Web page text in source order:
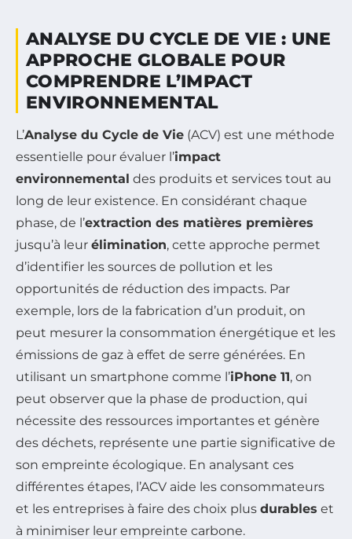
ANALYSE DU CYCLE DE VIE : UNE
APPROCHE GLOBALE POUR
COMPRENDRE L’IMPACT
ENVIRONNEMENTAL
L’Analyse du Cycle de Vie (ACV) est une méthode
essentielle pour évaluer l’impact
environnemental des produits et services tout au
long de leur existence. En considérant chaque
phase, de l’extraction des matières premières
jusqu’à leur élimination, cette approche permet
d’identifier les sources de pollution et les
opportunités de réduction des impacts. Par
exemple, lors de la fabrication d’un produit, on
peut mesurer la consommation énergétique et les
émissions de gaz à effet de serre générées. En
utilisant un smartphone comme l’iPhone 11, on
peut observer que la phase de production, qui
nécessite des ressources importantes et génère
des déchets, représente une partie significative de
son empreinte écologique. En analysant ces
différentes étapes, l’ACV aide les consommateurs
et les entreprises à faire des choix plus durables et
à minimiser leur empreinte carbone.